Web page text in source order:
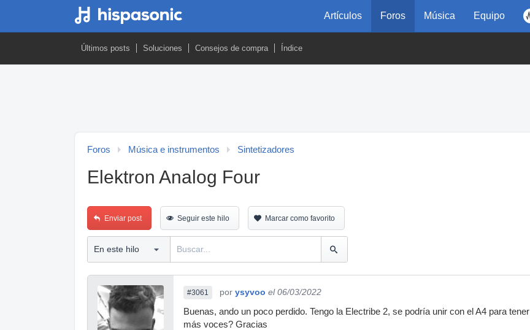
Artículos Foros Música Equipo
Últimos posts Soluciones Consejos de compra Índice
Foros Música e instrumentos Sintetizadores
Elektron Analog Four
Enviar post Seguir este hilo Marcar como favorito
#3061 por ysyvoo el 06/03/2022
Buenas, ando un poco perdido. Tengo la Electribe 2, se podría unir con el A4 para tener
más voces? Gracias